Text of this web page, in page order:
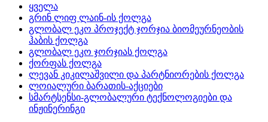
ყველა
გრინ ლიფ ლაინ-ის ქოლგა
გლობალ ეკო პროჯექტ ჯორჯია ბიომეურნეობის
ჰაბის ქოლგა
გლობალ ეკო ჯორჯიას ქოლგა
ქორფას ქოლგა
ლევან კიკილაშვილი და პარტნიორების ქოლგა
ლოიალური ბარათის-აქციები
სმარტსენსი-გლობალური ტექნოლოგიები და
ინჟინერინგი